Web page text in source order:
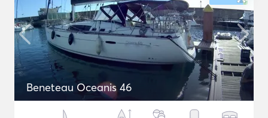
Beneteau Oceanis 46